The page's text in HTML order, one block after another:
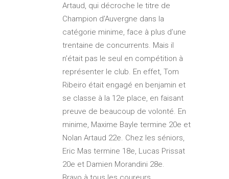
Artaud, qui décroche le titre de
Champion d’Auvergne dans la
catégorie minime, face à plus d’une
trentaine de concurrents. Mais il
n’était pas le seul en compétition à
représenter le club. En effet, Tom
Ribeiro était engagé en benjamin et
se classe à la 12e place, en faisant
preuve de beaucoup de volonté. En
minime, Maxime Bayle termine 20e et
Nolan Artaud 22e. Chez les séniors,
Eric Mas termine 18e, Lucas Prissat
20e et Damien Morandini 28e.